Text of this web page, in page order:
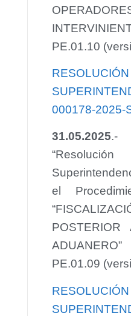
PE.01.10
000178-2025-
31.05.2025.-
el
POSTERIOR
PE.01.09